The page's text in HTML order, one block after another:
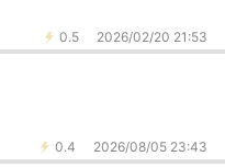
0.5 2026/02/20 21:53
0.4 2026/08/05 23:43